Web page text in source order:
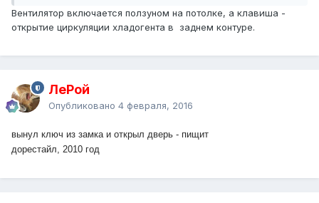
Вентилятор включается ползуном на потолке, а клавиша -
открытие циркуляции хладогента в заднем контуре.
ЛеРой
Опубликовано 4 февраля, 2016
вынул ключ из замка и открыл дверь - пищит
дорестайл, 2010 год